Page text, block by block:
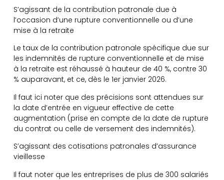
S’agissant de la contribution patronale due à
l’occasion d’une rupture conventionnelle ou d’une
mise à la retraite
Le taux de la contribution patronale spécifique due sur
les indemnités de rupture conventionnelle et de mise
à la retraite est réhaussé à hauteur de 40 %, contre 30
% auparavant, et ce, dès le 1er janvier 2026.
Il faut ici noter que des précisions sont attendues sur
la date d’entrée en vigueur effective de cette
augmentation (prise en compte de la date de rupture
du contrat ou celle de versement des indemnités).
S’agissant des cotisations patronales d’assurance
vieillesse
Il faut noter que les entreprises de plus de 300 salariés